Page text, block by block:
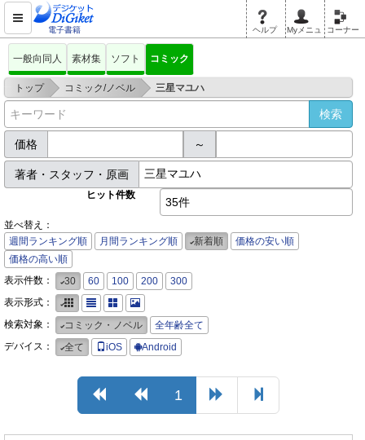
電子書籍 ヘルプ Myメニュ コーナー
一般向同人 素材集 ソフト コミック
トップ > コミック/ノベル > 三星マユハ
価格 ～
著者・スタッフ・原画
ヒット件数
35件
並べ替え：
週間ランキング順
月間ランキング順 新着順
価格の安い順
価格の高い順
表示件数：
30 60 100 200
300
表示形式：
検索対象：
コミック・ノベル
全年齢全て
デバイス：
全て iOS Android
1